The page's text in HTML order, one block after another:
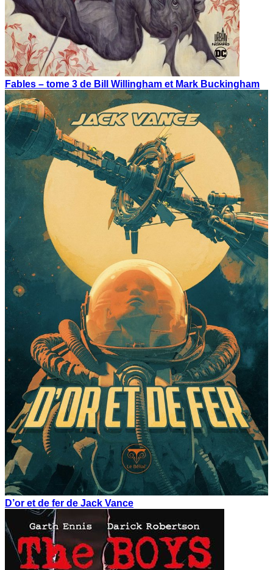
Fables – tome 3 de Bill Willingham et Mark Buckingham
D’or et de fer de Jack Vance